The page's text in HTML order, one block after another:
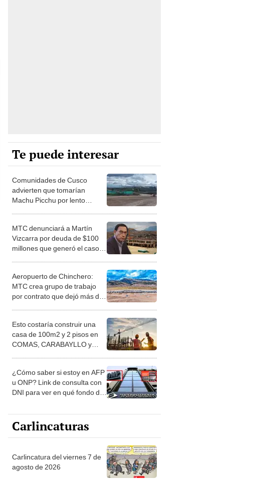
Te puede interesar
Comunidades de Cusco
advierten que tomarían
Machu Picchu por lento
MTC denunciará a Martín
Vizcarra por deuda de $100
millones que generó el caso
Aeropuerto de Chinchero:
MTC crea grupo de trabajo
por contrato que dejó más de
Esto costaría construir una
casa de 100m2 y 2 pisos en
COMAS, CARABAYLLO y
¿Cómo saber si estoy en AFP
u ONP? Link de consulta con
DNI para ver en qué fondo de
Carlincaturas
Carlincatura del viernes 7 de
agosto de 2026